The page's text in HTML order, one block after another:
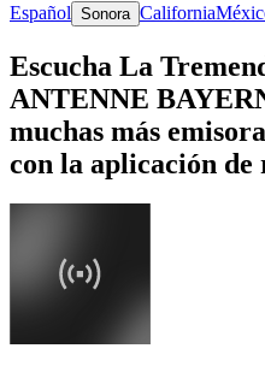
Español Sonora California
Escucha La
ANTENNE
muchas más
con la aplicación de